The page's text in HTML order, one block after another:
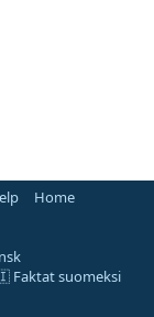
Home
Faktat suomeksi